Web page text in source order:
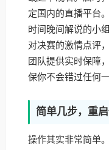
定国内的直播平台
时间晚间解说的小
对决赛的激情点评
团队提供实时保障
保你不会错过任何
简单几步，重
操作其实非常简单